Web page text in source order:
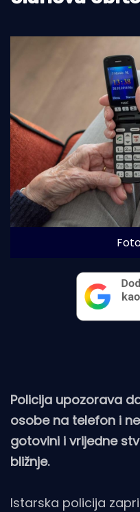
Policija upozorava
osobe na telefon i
gotovini i vrijedne
bližnje.
Istarska policija